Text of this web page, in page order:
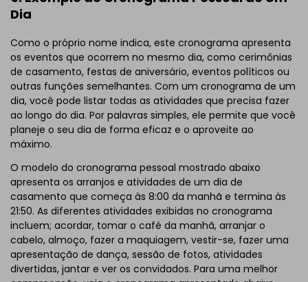
gratuitamente
abaixo.
Dia
Como o próprio nome indica, este cronograma apresenta
os eventos que ocorrem no mesmo dia, como cerimônias
de casamento, festas de aniversário, eventos políticos ou
outras funções semelhantes. Com um cronograma de um
dia, você pode listar todas as atividades que precisa fazer
ao longo do dia. Por palavras simples, ele permite que você
planeje o seu dia de forma eficaz e o aproveite ao
máximo.
O modelo do cronograma pessoal mostrado abaixo
apresenta os arranjos e atividades de um dia de
casamento que começa às 8:00 da manhã e termina às
21:50. As diferentes atividades exibidas no cronograma
incluem; acordar, tomar o café da manhã, arranjar o
cabelo, almoço, fazer a maquiagem, vestir-se, fazer uma
apresentação de dança, sessão de fotos, atividades
divertidas, jantar e ver os convidados. Para uma melhor